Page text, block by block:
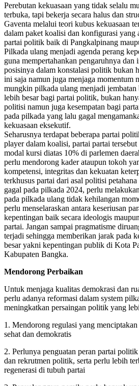
Perebutan kekuasaan yang tidak selalu
terbuka, tapi bekerja secara halus dan
Gaventa melalui teori kubus kekuasaan
dalam paket koalisi dan konfigurasi yang
partai politik baik di Pangkalpinang
Pilkada ulang menjadi agenda perang
guna mempertahankan pengaruhnya dan
posisinya dalam konstalasi politik bukan
ini saja namun juga menjaga momentum
mungkin pilkada ulang menjadi
lebih besar bagi partai politik, bukan
politisi namun juga kesempatan bagi
pada pilkada yang lalu gagal
kekuasaan eksekutif.
Seharusnya terdapat beberapa partai
player dalam koalisi, partai partai
modal kursi diatas 10% di parlemen
perlu mendorong kader ataupun tokoh
kompetensi, integritas dan kekuatan
terkhusus partai dari asal politisi
gagal pada pilkada 2024, perlu
pada pilkada ulang tidak kehilangan
perlu menselaraskan antara keseriusan
kepentingan baik secara ideologis
partai. Jangan sampai pragmatisme
terjadi sehingga memberikan jarak pada
besar yakni kepentingan publik di Kota
Kabupaten Bangka.
Mendorong Perbaikan
Untuk menjaga kualitas demokrasi dan
perlu adanya reformasi dalam system
meningkatkan persaingan politik yang
1. Mendorong regulasi yang
sehat dan demokratis
2. Perlunya penguatan peran partai
dan rekrutmen politik, serta perlu lebih
regenerasi di tubuh partai